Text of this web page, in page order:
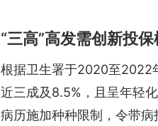
“三高”高发需创新投
根据卫生署于2020至2022
近三成及8.5%，且呈年轻
病历施加种种限制，令带病